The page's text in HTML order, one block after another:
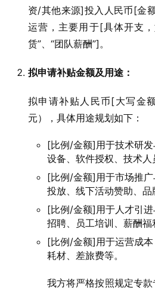
资/其他来源]投入人民币[金
运营，主要用于[具体开支，
赁”、“团队薪酬”]。
拟申请补贴金额及用途：
拟申请补贴人民币[大写金
元），具体用途规划如下：
[比例/金额]用于技术研
设备、软件授权、技术人
[比例/金额]用于市场推
投放、线下活动赞助、品
[比例/金额]用于人才引
招聘、员工培训、薪酬福
[比例/金额]用于运营成
耗材、差旅费等。
我方将严格按照规定专